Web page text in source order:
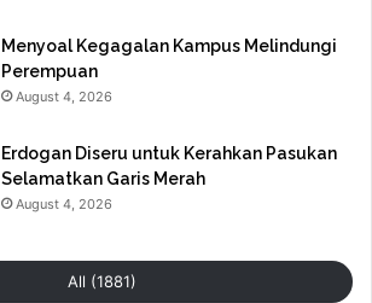
Menyoal Kegagalan Kampus Melindungi
Perempuan
August 4, 2026
Erdogan Diseru untuk Kerahkan Pasukan
Selamatkan Garis Merah
August 4, 2026
All (1881)